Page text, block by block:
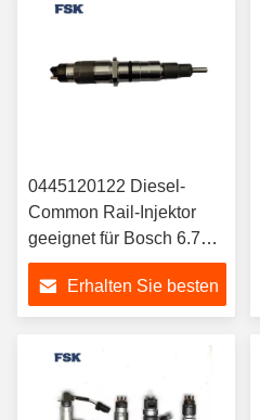
0445120122 Diesel-
Common Rail-Injektor
geeignet für Bosch 6.7
ISB QSB Cummins
4942359Erhalten Sie besten